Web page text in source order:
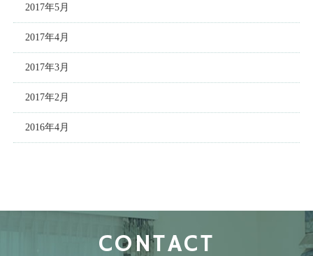
2017年5月
2017年4月
2017年3月
2017年2月
2016年4月
CONTACT